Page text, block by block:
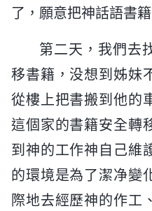
了，願意把神話語書
第二天，我們去
移書籍，没想到姊妹
從樓上把書搬到他的
這個家的書籍安全轉
到神的工作神自己維
的環境是為了潔净變
際地去經歷神的作工